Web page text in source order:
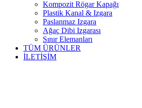
Kompozit Rögar Kapağı
Plastik Kanal & Izgara
Paslanmaz Izgara
Ağaç Dibi Izgarası
Sınır Elemanları
TÜM ÜRÜNLER
İLETİŞİM